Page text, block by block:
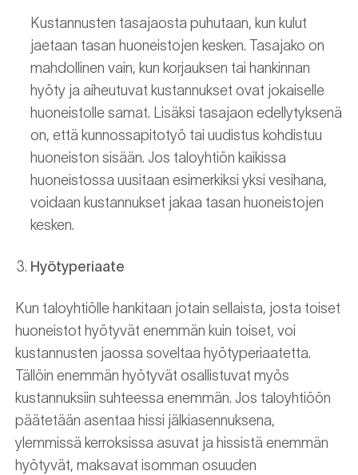
Kustannusten tasajaosta puhutaan, kun kulut
jaetaan tasan huoneistojen kesken. Tasajako on
mahdollinen vain, kun korjauksen tai hankinnan
hyöty ja aiheutuvat kustannukset ovat jokaiselle
huoneistolle samat. Lisäksi tasajaon edellytyksenä
on, että kunnossapitotyö tai uudistus kohdistuu
huoneiston sisään. Jos taloyhtiön kaikissa
huoneistossa uusitaan esimerkiksi yksi vesihana,
voidaan kustannukset jakaa tasan huoneistojen
kesken.
Hyötyperiaate
Kun taloyhtiölle hankitaan jotain sellaista, josta toiset
huoneistot hyötyvät enemmän kuin toiset, voi
kustannusten jaossa soveltaa hyötyperiaatetta.
Tällöin enemmän hyötyvät osallistuvat myös
kustannuksiin suhteessa enemmän. Jos taloyhtiöön
päätetään asentaa hissi jälkiasennuksena,
ylemmissä kerroksissa asuvat ja hissistä enemmän
hyötyvät, maksavat isomman osuuden